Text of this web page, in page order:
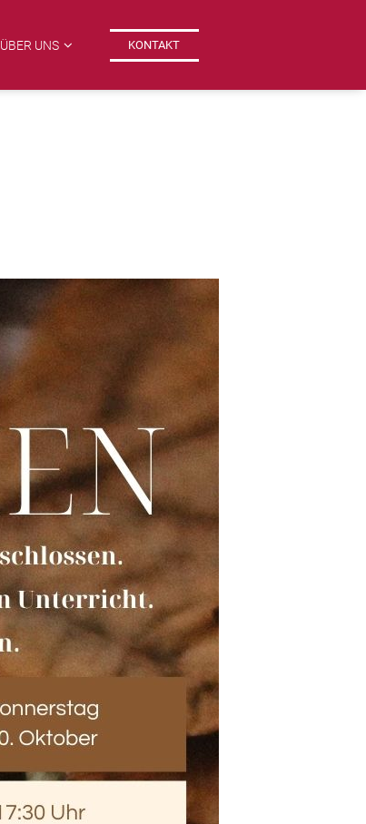
ÜBER UNS KONTAKT